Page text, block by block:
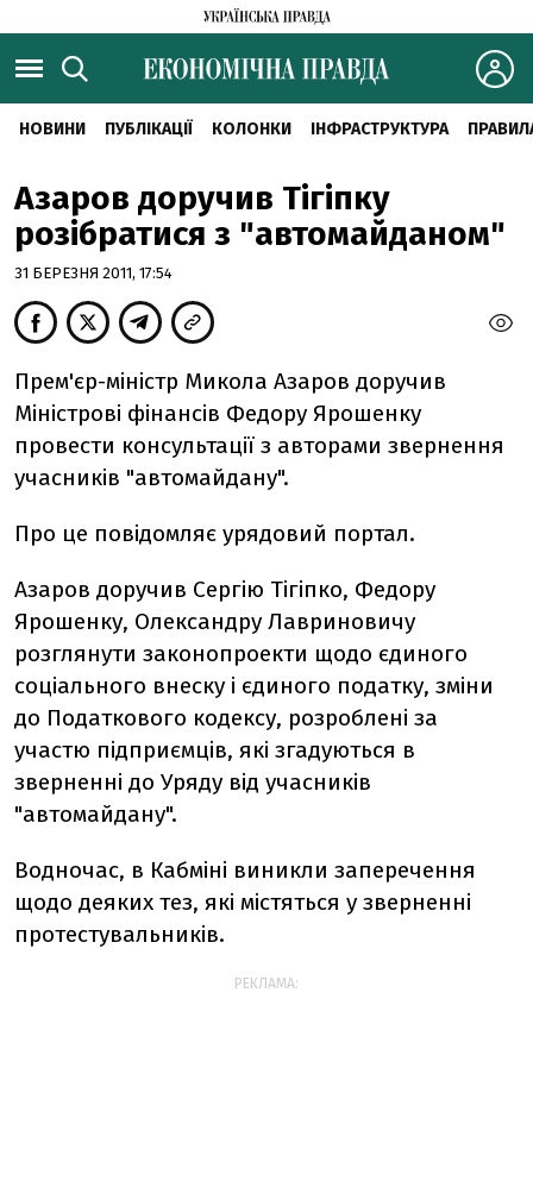
НОВИНИ ПУБЛІКАЦІЇ КОЛОНКИ ІНФРАСТРУКТУРА
Азаров доручив Тігіпку
розібратися з "автомайданом"
31 БЕРЕЗНЯ 2011, 17:54
Прем'єр-міністр Микола Азаров доручив
Міністрові фінансів Федору Ярошенку
провести консультації з авторами звернення
учасників "автомайдану".
Про це повідомляє урядовий портал.
Азаров доручив Сергію Тігіпко, Федору
Ярошенку, Олександру Лавриновичу
розглянути законопроекти щодо єдиного
соціального внеску і єдиного податку, зміни
до Податкового кодексу, розроблені за
участю підприємців, які згадуються в
зверненні до Уряду від учасників
"автомайдану".
Водночас, в Кабміні виникли заперечення
щодо деяких тез, які містяться у зверненні
протестувальників.
РЕКЛАМА: